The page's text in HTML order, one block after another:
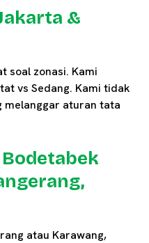
&
soal zonasi. Kami
vs Sedang. Kami tidak
melanggar aturan tata
atau Karawang,